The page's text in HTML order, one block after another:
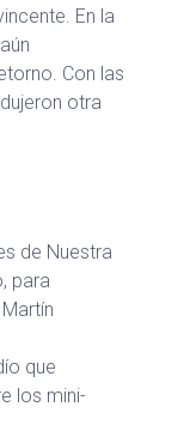
En la
Con las
otra
de Nuestra
para
que
los mini-